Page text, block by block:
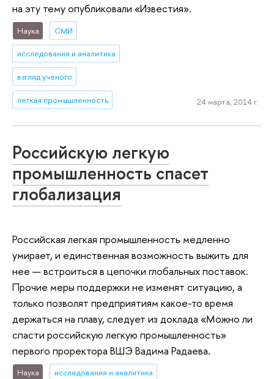
на эту тему опубликовали «Известия».
Наука СМИ
исследования и аналитика
взгляд ученого
легкая промышленность 24 марта, 2014 г.
Российскую легкую
промышленность спасет
глобализация
Российская легкая промышленность медленно
умирает, и единственная возможность выжить для
нее — встроиться в цепочки глобальных поставок.
Прочие меры поддержки не изменят ситуацию, а
только позволят предприятиям какое-то время
держаться на плаву, следует из доклада «Можно ли
спасти российскую легкую промышленность»
первого проректора ВШЭ Вадима Радаева.
Наука исследования и аналитика